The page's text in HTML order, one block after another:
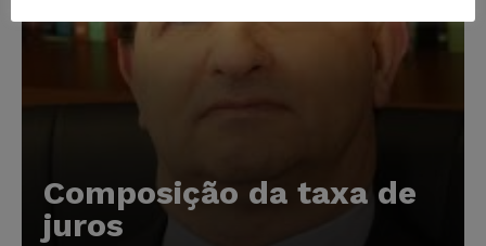
Composição da taxa de
juros